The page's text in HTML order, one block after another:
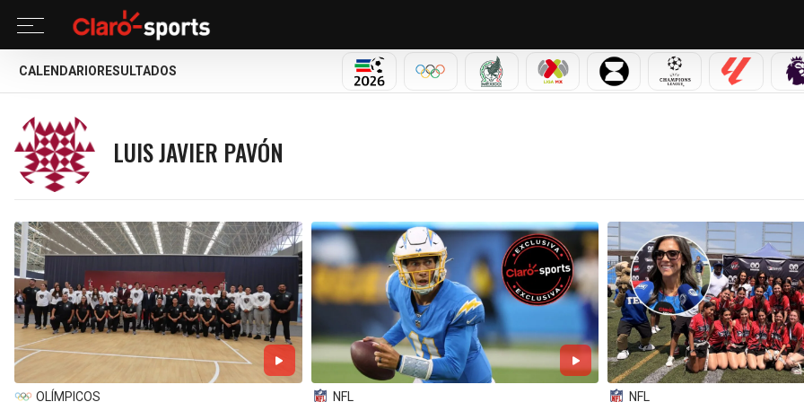
CALENDARIO RESULTADOS
MUNDIAL 2026OLÍMPICOSSELECCIÓN MEXICANA
LIGA MX LEAGUES CUPCHAMPIONS LEAGUE
LALIGA
LUIS JAVIER PAVÓN
OLÍMPICOS NFL NFL